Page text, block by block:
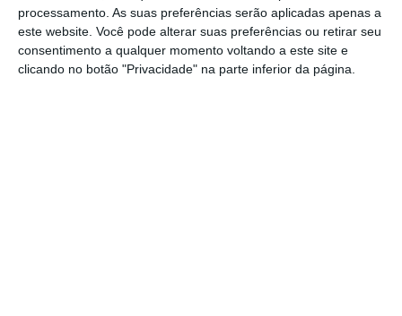
processamento. As suas preferências serão aplicadas apenas a
este website. Você pode alterar suas preferências ou retirar seu
consentimento a qualquer momento voltando a este site e
clicando no botão "Privacidade" na parte inferior da página.
tenha acesso a notícias exclusivas, à
opinião que conta, às reportagens e
especiais que mostram o outro lado da